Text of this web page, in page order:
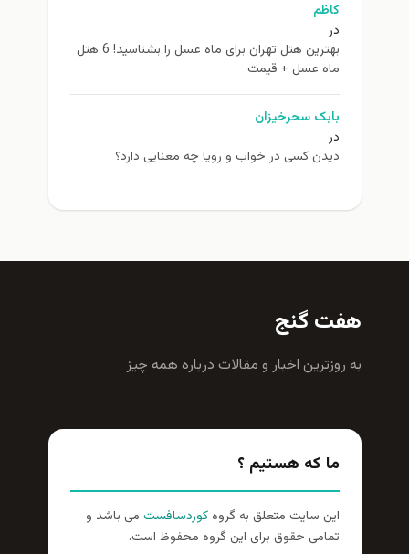
کاظم
در
بهترین هتل تهران برای ماه عسل را بشناسید! 6 هتل
ماه عسل + قیمت
بابک سحرخیزان
در
دیدن کسی در خواب و رویا چه معنایی دارد؟
هفت گنج
به روزترين اخبار و مقالات درباره همه چيز
ما که هستیم ؟
این سایت متعلق به گروهکوردسافست می باشد و
تمامی حقوق برای این گروه محفوظ است.